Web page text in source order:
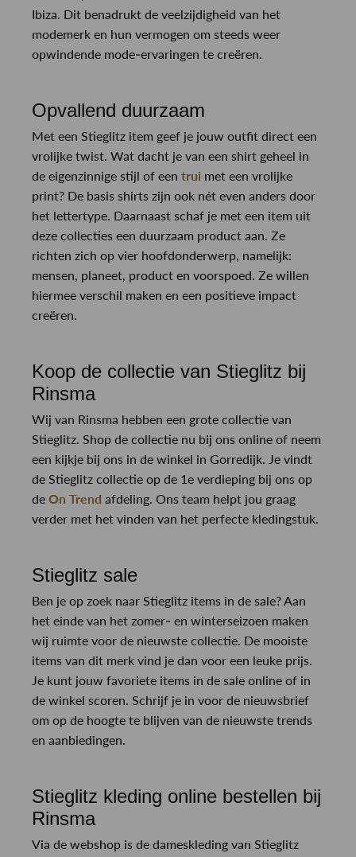
Ibiza. Dit benadrukt de veelzijdigheid van het
modemerk en hun vermogen om steeds weer
opwindende mode-ervaringen te creëren.
Opvallend duurzaam
Met een Stieglitz item geef je jouw outfit direct een
vrolijke twist. Wat dacht je van een shirt geheel in
de eigenzinnige stijl of een trui met een vrolijke
print? De basis shirts zijn ook nét even anders door
het lettertype. Daarnaast schaf je met een item uit
deze collecties een duurzaam product aan. Ze
richten zich op vier hoofdonderwerp, namelijk:
mensen, planeet, product en voorspoed. Ze willen
hiermee verschil maken en een positieve impact
creëren.
Koop de collectie van Stieglitz bij
Rinsma
Wij van Rinsma hebben een grote collectie van
Stieglitz. Shop de collectie nu bij ons online of neem
een kijkje bij ons in de winkel in Gorredijk. Je vindt
de Stieglitz collectie op de 1e verdieping bij ons op
de On Trend afdeling. Ons team helpt jou graag
verder met het vinden van het perfecte kledingstuk.
Stieglitz sale
Ben je op zoek naar Stieglitz items in de sale? Aan
het einde van het zomer- en winterseizoen maken
wij ruimte voor de nieuwste collectie. De mooiste
items van dit merk vind je dan voor een leuke prijs.
Je kunt jouw favoriete items in de sale online of in
de winkel scoren. Schrijf je in voor de nieuwsbrief
om op de hoogte te blijven van de nieuwste trends
en aanbiedingen.
Stieglitz kleding online bestellen bij
Rinsma
Via de webshop is de dameskleding van Stieglitz